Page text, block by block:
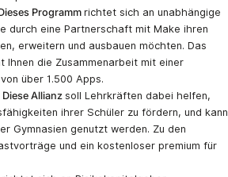
Programm richtet sich an unabhängige
durch eine Partnerschaft mit Make ihren
erweitern und ausbauen möchten. Das
Ihnen die Zusammenarbeit mit einer
über 1.500 Apps.
Allianz soll Lehrkräften dabei helfen,
ihrer Schüler zu fördern, und kann
Gymnasien genutzt werden. Zu den
und ein kostenloser premium für